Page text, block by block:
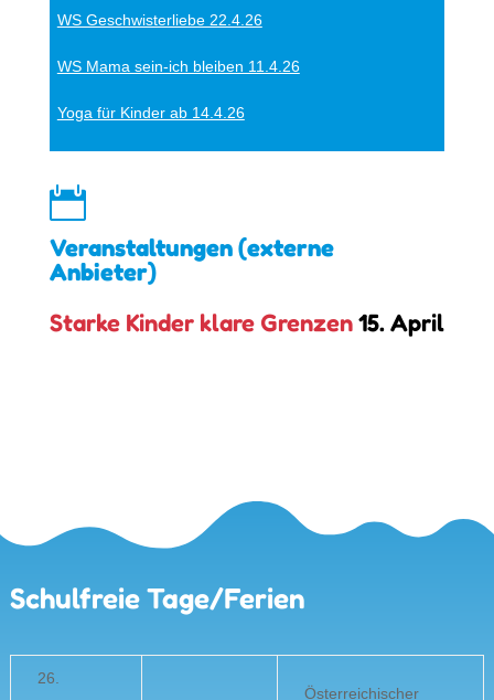
WS Geschwisterliebe 22.4.26
WS Mama sein-ich bleiben 11.4.26
Yoga für Kinder ab 14.4.26

Veranstaltungen (externe
Anbieter)
Starke Kinder klare Grenzen15. April
Schulfreie Tage/Ferien
26.
Österreichischer